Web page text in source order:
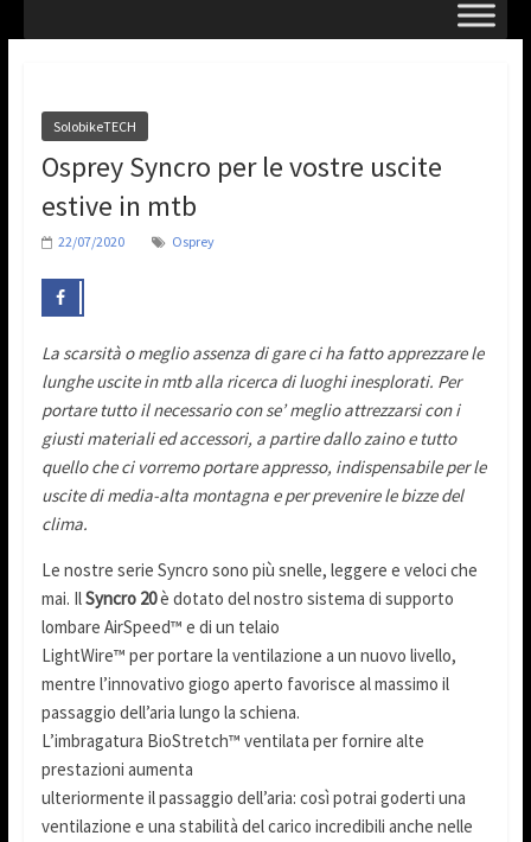
SolobikeTECH
Osprey Syncro per le vostre uscite
estive in mtb
22/07/2020 Osprey
La scarsità o meglio assenza di gare ci ha fatto apprezzare le
lunghe uscite in mtb alla ricerca di luoghi inesplorati. Per
portare tutto il necessario con se’ meglio attrezzarsi con i
giusti materiali ed accessori, a partire dallo zaino e tutto
quello che ci vorremo portare appresso, indispensabile per le
uscite di media-alta montagna e per prevenire le bizze del
clima.
Le nostre serie Syncro sono più snelle, leggere e veloci che
mai. IlSyncro 20è dotato del nostro sistema di supporto
lombare AirSpeed™ e di un telaio
LightWire™ per portare la ventilazione a un nuovo livello,
mentre l’innovativo giogo aperto favorisce al massimo il
passaggio dell’aria lungo la schiena.
L’imbragatura BioStretch™ ventilata per fornire alte
prestazioni aumenta
ulteriormente il passaggio dell’aria: così potrai goderti una
ventilazione e una stabilità del carico incredibili anche nelle